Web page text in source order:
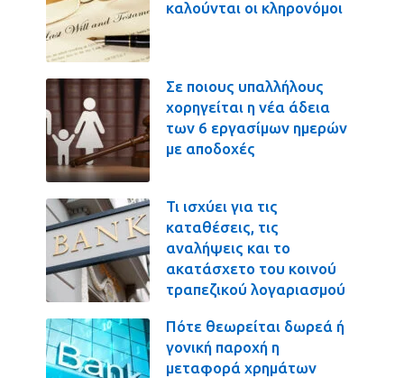
καλούνται οι κληρονόμοι
Σε ποιους υπαλλήλους
χορηγείται η νέα άδεια
των 6 εργασίμων ημερών
με αποδοχές
Τι ισχύει για τις
καταθέσεις, τις
αναλήψεις και το
ακατάσχετο του κοινού
τραπεζικού λογαριασμού
Πότε θεωρείται δωρεά ή
γονική παροχή η
μεταφορά χρημάτων